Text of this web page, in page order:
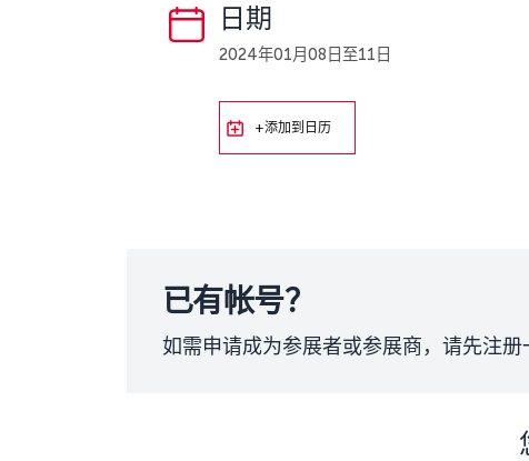
日期
2024年01月08日至11日
+添加到日历
已有帐号？
如需申请成为参展者或参展商，请先注册